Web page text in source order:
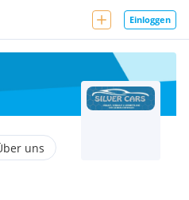
Einloggen
uns